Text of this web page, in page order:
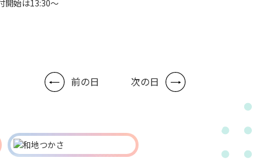
開始は13:30～
前の日 次の日